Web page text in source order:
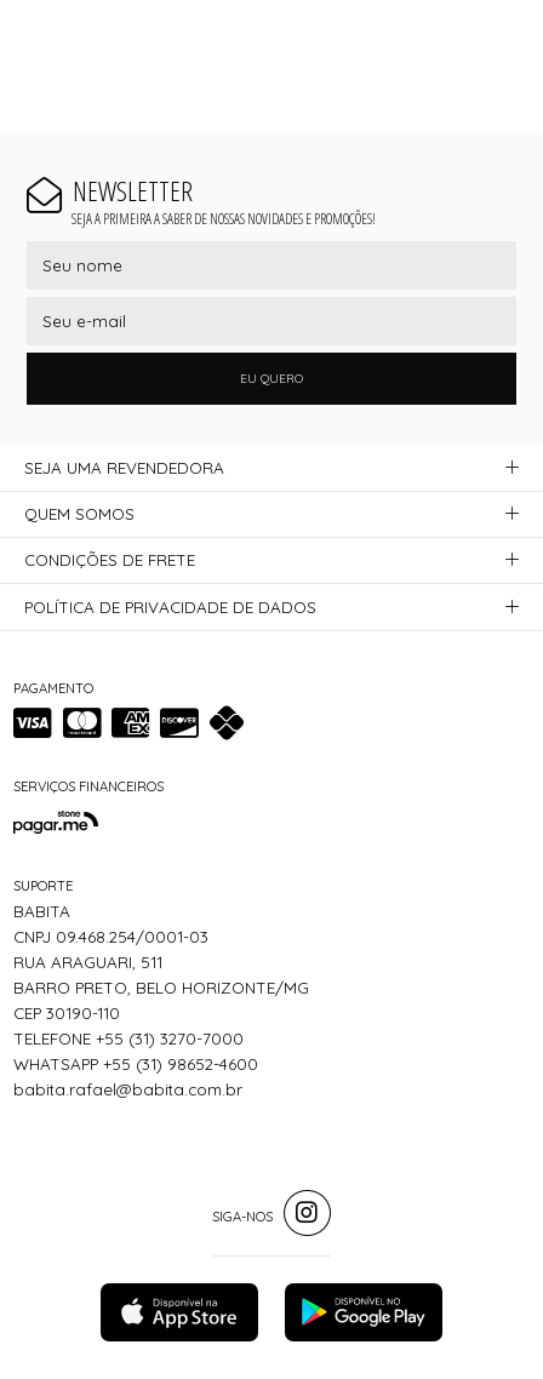
NEWSLETTER
SEJA A PRIMEIRA A SABER DE NOSSAS NOVIDADES E PROMOÇÕES!
EU QUERO
PAGAMENTO
SERVIÇOS FINANCEIROS
SUPORTE
BABITA
CNPJ 09.468.254/0001-03
RUA ARAGUARI, 511
BARRO PRETO, BELO HORIZONTE/MG
CEP 30190-110
TELEFONE +55 (31) 3270-7000
WHATSAPP +55 (31) 98652-4600
babita.rafael@babita.com.br
SEJA UMA REVENDEDORA
QUEM SOMOS
CONDIÇÕES DE FRETE
POLÍTICA DE PRIVACIDADE DE DADOS